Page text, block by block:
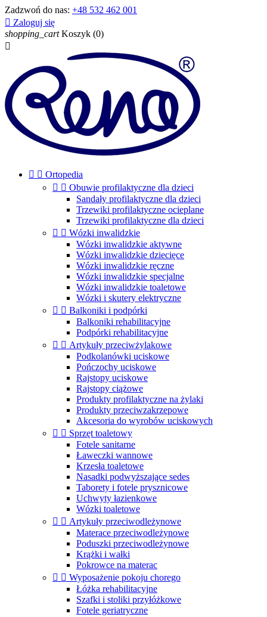
Zadzwoń do nas: +48 532 462 001
 Zaloguj się
shopping_cart Koszyk (0)

  Ortopedia
  Obuwie profilaktyczne dla dzieci
Sandały profilaktyczne dla dzieci
Trzewiki profilaktyczne ocieplane
Trzewiki profilaktyczne dla dzieci
  Wózki inwalidzkie
Wózki inwalidzkie aktywne
Wózki inwalidzkie dziecięce
Wózki inwalidzkie ręczne
Wózki inwalidzkie specjalne
Wózki inwalidzkie toaletowe
Wózki i skutery elektryczne
  Balkoniki i podpórki
Balkoniki rehabilitacyjne
Podpórki rehabilitacyjne
  Artykuły przeciwżylakowe
Podkolanówki uciskowe
Pończochy uciskowe
Rajstopy uciskowe
Rajstopy ciążowe
Produkty profilaktyczne na żylaki
Produkty przeciwzakrzepowe
Akcesoria do wyrobów uciskowych
  Sprzęt toaletowy
Fotele sanitarne
Ławeczki wannowe
Krzesła toaletowe
Nasadki podwyższające sedes
Taborety i fotele prysznicowe
Uchwyty łazienkowe
Wózki toaletowe
  Artykuły przeciwodleżynowe
Materace przeciwodleżynowe
Poduszki przeciwodleżynowe
Krążki i wałki
Pokrowce na materac
  Wyposażenie pokoju chorego
Łóżka rehabilitacyjne
Szafki i stoliki przyłóżkowe
Fotele geriatryczne